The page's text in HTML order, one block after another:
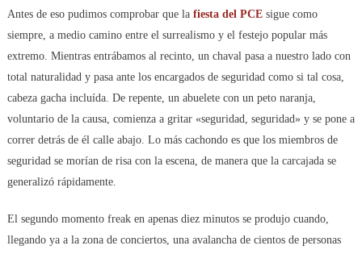
Antes de eso pudimos comprobar que la fiesta del PCEsigue como
siempre, a medio camino entre el surrealismo y el festejo popular más
extremo. Mientras entrábamos al recinto, un chaval pasa a nuestro lado con
total naturalidad y pasa ante los encargados de seguridad como si tal cosa,
cabeza gacha incluída. De repente, un abuelete con un peto naranja,
voluntario de la causa, comienza a gritar «seguridad, seguridad» y se pone a
correr detrás de él calle abajo. Lo más cachondo es que los miembros de
seguridad se morían de risa con la escena, de manera que la carcajada se
generalizó rápidamente.
El segundo momento freak en apenas diez minutos se produjo cuando,
llegando ya a la zona de conciertos, una avalancha de cientos de personas